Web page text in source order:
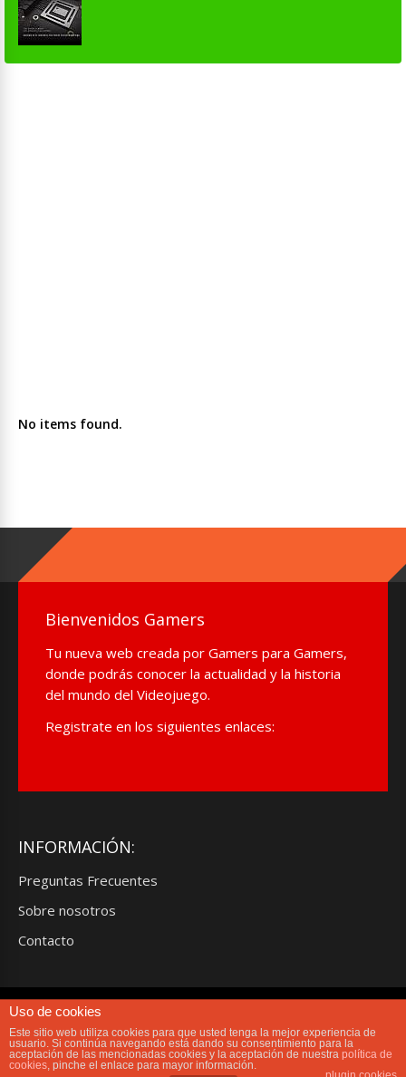
No items found.
Bienvenidos Gamers
Tu nueva web creada por Gamers para Gamers,
donde podrás conocer la actualidad y la historia
del mundo del Videojuego.
Registrate en los siguientes enlaces:
INFORMACIÓN:
Preguntas Frecuentes
Sobre nosotros
Contacto
Limit Gamers® es una propiedad privada, sin animo de lucro.TODOS LOS
DERECHOS RESERVADOS. Limit Gamers® no se hace responsable de las
opiniones de sus colaboradores, usuarios y columnistas. Prohibida la
reproducción total o parcial de los contenidos albergados en este Blog sin
autorización expresa del autor.
Uso de cookies
Este sitio web utiliza cookies para que usted tenga la mejor experiencia de
usuario. Si continúa navegando está dando su consentimiento para la
aceptación de las mencionadas cookies y la aceptación de nuestra política de
cookies, pinche el enlace para mayor información.